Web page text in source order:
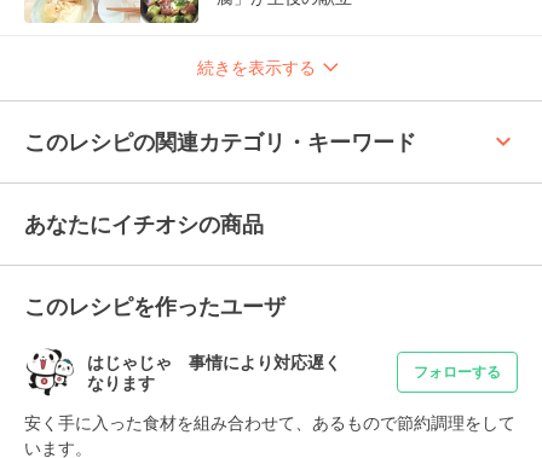
続きを表示する
このレシピの関連カテゴリ・キーワード keyboard_arrow_up
あなたにイチオシの商品
このレシピを作ったユーザ
はじゃじゃ 事情により対応遅く
なります
フォローする
安く手に入った食材を組み合わせて、あるもので節約調理をして
います。